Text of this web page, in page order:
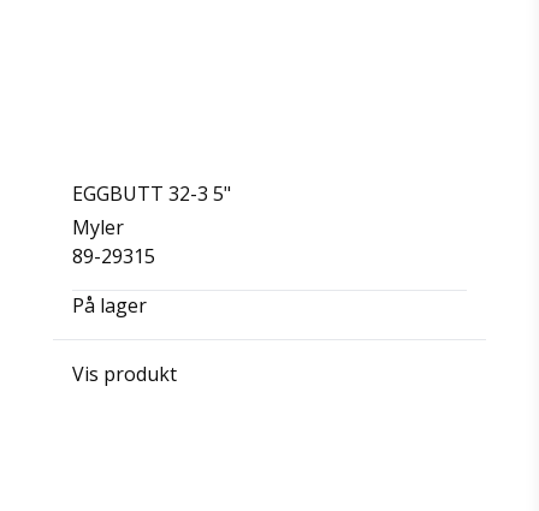
EGGBUTT 32-3 5"
Myler
89-29315
På lager
Vis produkt